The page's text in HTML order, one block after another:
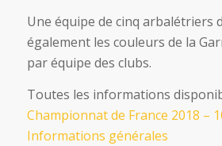
Une équipe de cinq arbalétriers
également les couleurs de la
par équipe des clubs.
Toutes les informations
Championnat de France 2018 –
Informations générales